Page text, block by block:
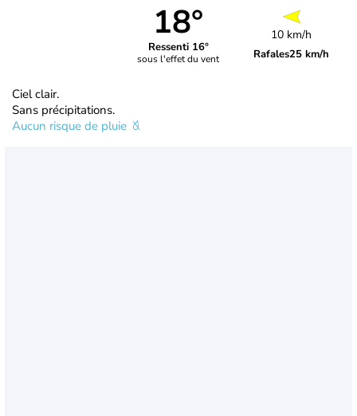
18°
Ressenti 16°
sous l'effet du vent
10 km/h
Rafales25 km/h
Ciel clair.
Sans précipitations.
Aucun risque de pluie